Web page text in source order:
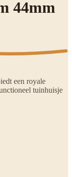
44mm
een royale
tuinhuisje